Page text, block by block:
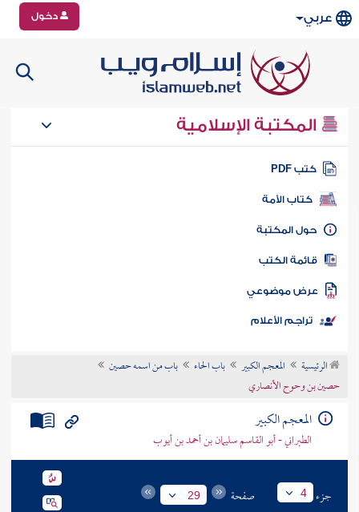
عربي دخول
المكتبة الإسلامية
كتب PDF
كتاب الأمة
المكتبة
الكتب
موضوعي
تراجم الأعلام
الرئيسية المعجم الكبير باب الحاء
باب من اسمه حصين
حصين بن وحوح الأنصاري
المعجم الكبير
الطبراني - أبو القاسم سليمان بن أحمد بن أيوب
جزء 4 صفحة 29